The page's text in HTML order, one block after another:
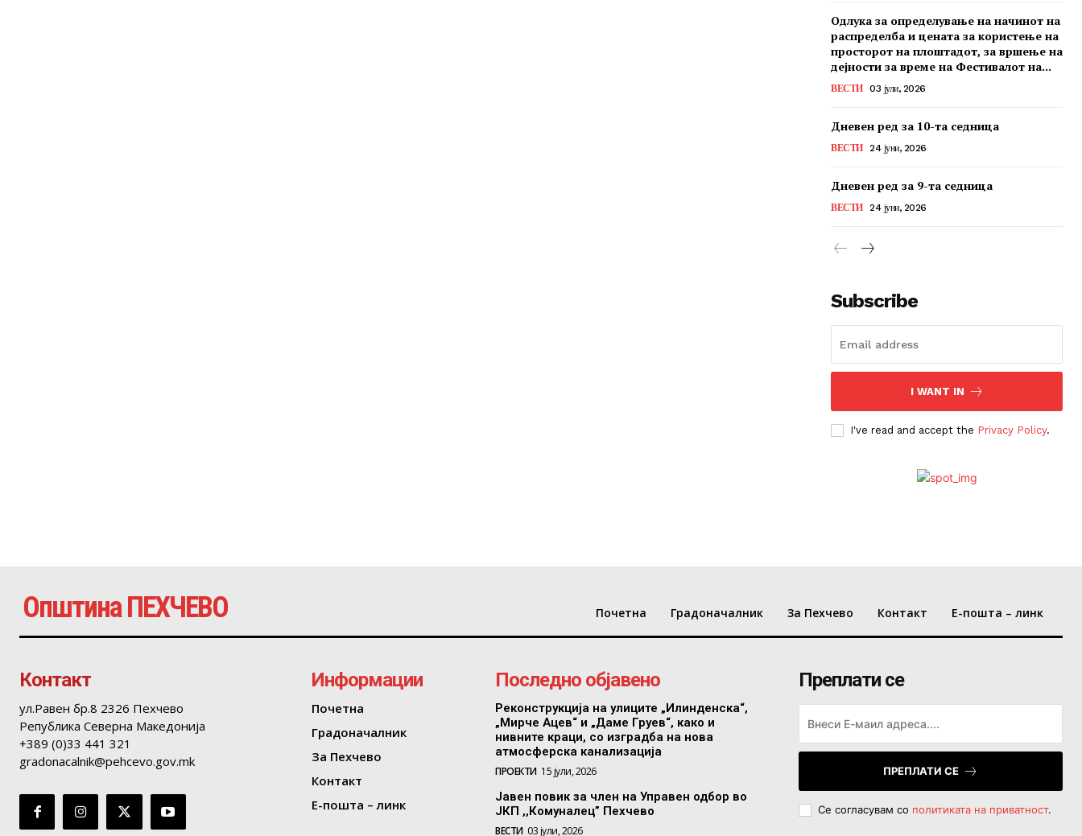
Одлука за определување на начинот на
распределба и цената за користење на
просторот на плоштадот, за вршење на
дејности за време на Фестивалот на...
ВЕСТИ 03 јули, 2026
Дневен ред за 10-та седница
ВЕСТИ 24 јуни, 2026
Дневен ред за 9-та седница
ВЕСТИ 24 јуни, 2026
Subscribe
I WANT IN
I've read and accept the Privacy Policy.
Општина ПЕХЧЕВО Почетна Градоначалник За Пехчево Контакт Е-пошта – линк
Контакт
ул.Равен бр.8 2326 Пехчево
Република Северна Македонија
+389 (0)33 441 321
gradonacalnik@pehcevo.gov.mk
Информации
Почетна
Градоначалник
За Пехчево
Контакт
Е-пошта – линк
Последно објавено
Реконструкција на улиците „Илинденска“,
„Мирче Ацев“ и „Даме Груев“, како и
нивните краци, со изградба на нова
атмосферска канализација
ПРОЕКТИ 15 јули, 2026
Јавен повик за член на Управен одбор во
ЈКП ,,Комуналец” Пехчево
ВЕСТИ 03 јули, 2026
Преплати се
ПРЕПЛАТИ СЕ
Се согласувам со политиката на приватност.